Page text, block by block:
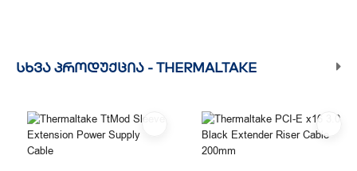
ᲡᲮᲕᲐ ᲞᲠᲝᲓᲣᲥᲪᲘᲐ -THERMALTAKE